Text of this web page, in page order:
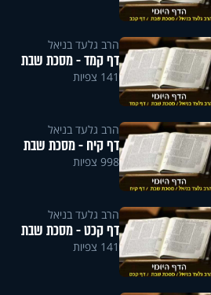
הרב גלעד בניאל
דף קמד - מסכת שבת
141 צפיות
הרב גלעד בניאל
דף קיח - מסכת שבת
998 צפיות
הרב גלעד בניאל
דף קכט - מסכת שבת
141 צפיות